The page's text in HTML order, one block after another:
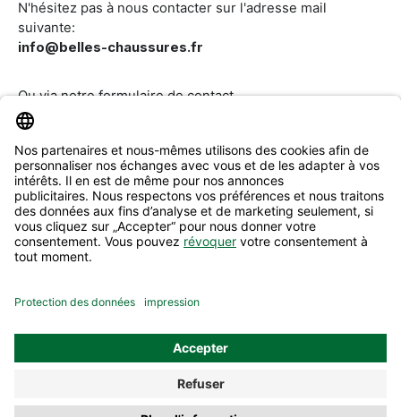
N'hésitez pas à nous contacter sur l'adresse mail
suivante:
info@belles-chaussures.fr
Ou via notreformulaire de contact.
Révoquer un contrat
Aide & Contact
Tous les prix incluent la TVA plus les
éventuels frais de livraison, sauf indication contraire.